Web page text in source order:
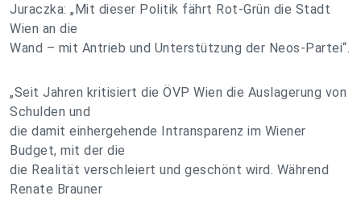
Juraczka: „Mit dieser Politik fährt Rot-Grün die Stadt
Wien an die
Wand – mit Antrieb und Unterstützung der Neos-Partei“.
„Seit Jahren kritisiert die ÖVP Wien die Auslagerung von
Schulden und
die damit einhergehende Intransparenz im Wiener
Budget, mit der die
die Realität verschleiert und geschönt wird. Während
Renate Brauner